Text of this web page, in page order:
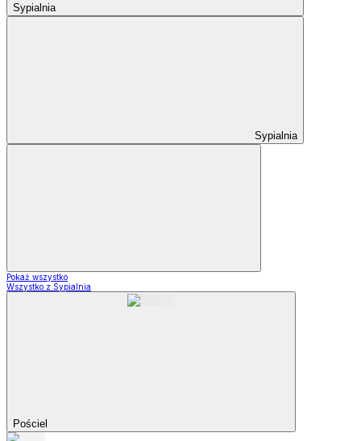
Sypialnia
Sypialnia
Pokaż wszystko
Wszystko z Sypialnia
Pościel